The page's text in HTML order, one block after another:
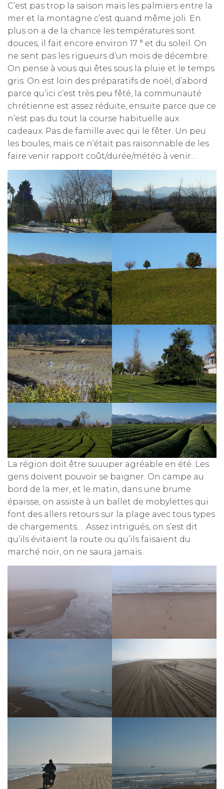
C’est pas trop la saison mais les palmiers entre la
mer et la montagne c’est quand même joli. En
plus on a de la chance les températures sont
douces, il fait encore environ 17 ° et du soleil. On
ne sent pas les rigueurs d’un mois de décembre.
On pense à vous qui êtes sous la pluie et le temps
gris. On est loin des préparatifs de noël, d’abord
parce qu’ici c’est très peu fêté, la communauté
chrétienne est assez réduite, ensuite parce que ce
n’est pas du tout la course habituelle aux
cadeaux. Pas de famille avec qui le fêter. Un peu
les boules, mais ce n’était pas raisonnable de les
faire venir rapport coût/durée/météo à venir…
La région doit être suuuper agréable en été. Les
gens doivent pouvoir se baigner. On campe au
bord de la mer, et le matin, dans une brume
épaisse, on assiste à un ballet de mobylettes qui
font des allers retours sur la plage avec tous types
de chargements…. Assez intrigués, on s’est dit
qu’ils évitaient la route ou qu’ils faisaient du
marché noir, on ne saura jamais.